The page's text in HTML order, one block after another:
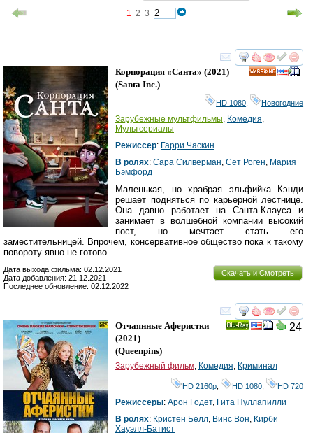
1 2 3
смотреть
Корпорация «Санта» (2021)
(Santa Inc.)
HD 1080 Новогодние
Зарубежные мультфильмы Комедия
Мультсериалы
Режиссер: Гарри Часкин
В ролях: Сара Силверман Сет Роген Мария
Бэмфорд
Маленькая, но храбрая эльфийка Кэнди
решает подняться по карьерной лестнице.
Она давно работает на Санта-Клауса и
занимает в волшебной компании высокий
пост, но мечтает стать его
заместительницей. Впрочем, консервативное общество пока к такому
повороту явно не готово.
Скачать и Смотреть
Дата выхода фильма: 02.12.2021
Дата добавления: 21.12.2021
Последнее обновление: 02.12.2022
смотреть
24
Отчаянные Аферистки
(2021)
(Queenpins)
Зарубежный фильм Комедия Криминал
HD 2160р HD 1080 HD 720
Режиссеры: Арон Годет, Гита Пуллапилли
В ролях: Кристен Белл Винс Вон Кирби
Хауэлл-Батист